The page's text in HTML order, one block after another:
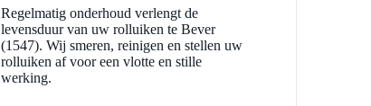
Regelmatig onderhoud verlengt de
levensduur van uw rolluiken te Bever
(1547). Wij smeren, reinigen en stellen uw
rolluiken af voor een vlotte en stille
werking.